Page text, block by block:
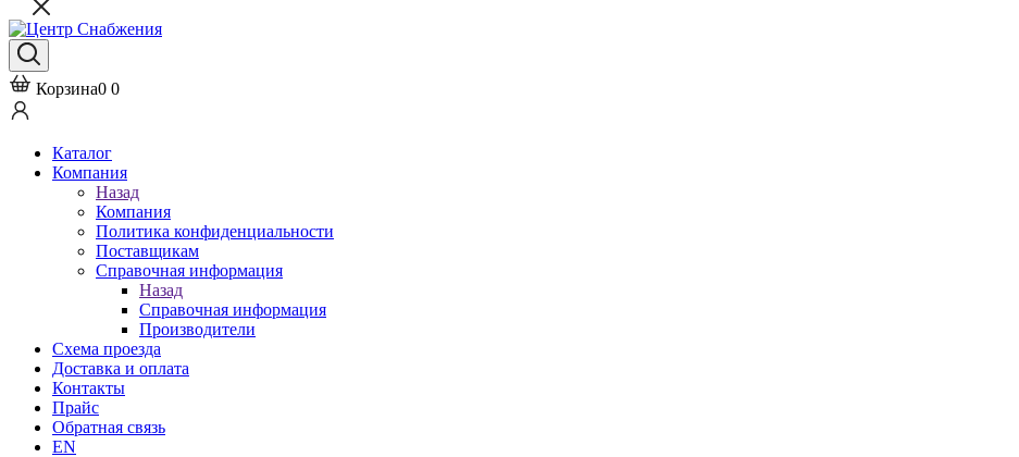
Корзина0 0
Каталог
Компания
Назад
Компания
Политика конфиденциальности
Поставщикам
Справочная информация
Назад
Справочная информация
Производители
Схема проезда
Доставка и оплата
Контакты
Прайс
Обратная связь
EN